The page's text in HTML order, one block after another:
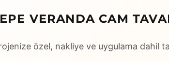
VERANDA CAM
özel, nakliye ve uygulama dahil